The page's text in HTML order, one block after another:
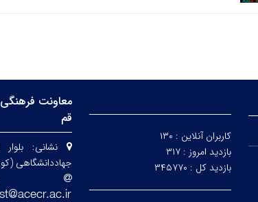
کاربران آنلاین : ۱۳۰
بازدید امروز : ۳۱۷
بازدید کل : ۳۴۵۷۷۰
معاونت
قم
نشانی:
جهاددانشگاهی